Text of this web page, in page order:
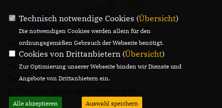
Gregor-Mendel-Straße 3
14469 Potsdam
Telefon: (0331) 620 14 - 0
Telefax: (0331) 620 14 - 14
Technisch notwendige Cookies (Übersicht)
Die notwendigen Cookies werden allein für den
ordnungsgemäßen Gebrauch der Webseite benötigt.
Cookies von Drittanbietern (Übersicht)
Zur Optimierung unserer Webseite binden wir Dienste und
Angebote von Drittanbietern ein.
Alle akzeptieren Auswahl speichern